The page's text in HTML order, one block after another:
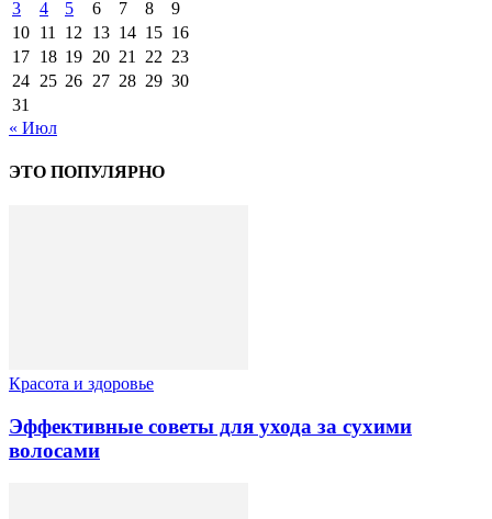
3
4 5 6 7 8
9
10 11 12 13 14 15 16
17 18 19 20 21 22 23
24 25 26 27 28 29 30
31
« Июл
ЭТО ПОПУЛЯРНО
Красота и здоровье
Эффективные советы для ухода за сухими
волосами